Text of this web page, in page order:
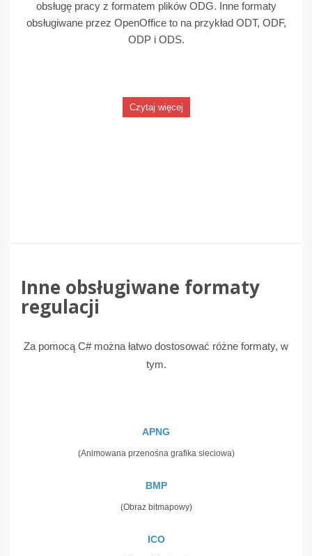
obsługę pracy z formatem plików ODG. Inne formaty
obsługiwane przez OpenOffice to na przykład ODT, ODF,
ODP i ODS.
Czytaj więcej
Inne obsługiwane formaty
regulacji
Za pomocą C# można łatwo dostosować różne formaty, w
tym.
APNG
(Animowana przenośna grafika sieciowa)
BMP
(Obraz bitmapowy)
ICO